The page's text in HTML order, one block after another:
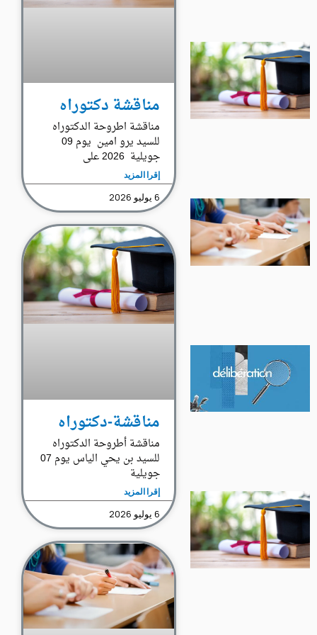
مناقشة دكتوراه
مناقشة اطروحة الدكتوراه
للسيد يرو امين يوم 09
جويلية 2026 على
إقرا المزيد
6 يوليو 2026
مناقشة-دكتوراه
مناقشة أطروحة الدكتوراه
للسيد بن يحي الياس يوم 07
جويلية
إقرا المزيد
6 يوليو 2026